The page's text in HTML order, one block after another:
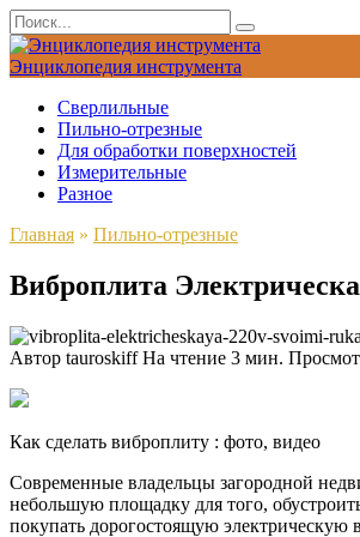
Перейти
к
содержанию
Search
for:
Энциклопедия инструмента
Сверлильные
Пильно-отрезные
Для обработки поверхностей
Измерительные
Разное
Главная » Пильно-отрезные
Виброплита
Автор tauroskiff На чтение 3 мин.
Как сделать виброплиту : фото, видео
Современные владельцы загородной
небольшую площадку для того,
покупать дорогостоящую электрическую